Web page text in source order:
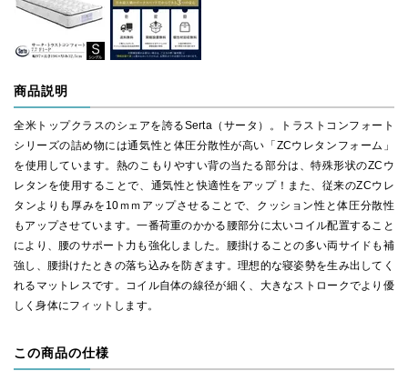
商品説明
全米トップクラスのシェアを誇るSerta（サータ）。トラストコンフォート
シリーズの詰め物には通気性と体圧分散性が高い「ZCウレタンフォーム」
を使用しています。熱のこもりやすい背の当たる部分は、特殊形状のZCウ
レタンを使用することで、通気性と快適性をアップ！また、従来のZCウレ
タンよりも厚みを10ｍｍアップさせることで、クッション性と体圧分散性
もアップさせています。一番荷重のかかる腰部分に太いコイル配置すること
により、腰のサポート力も強化しました。腰掛けることの多い両サイドも補
強し、腰掛けたときの落ち込みを防ぎます。理想的な寝姿勢を生み出してく
れるマットレスです。コイル自体の線径が細く、大きなストロークでより優
しく身体にフィットします。
この商品の仕様